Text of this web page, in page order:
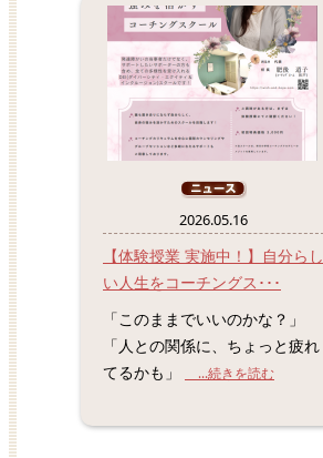
2026.05.16
【体験授業 実施中！】自分らし
い人生をコーチングス･･･
「このままでいいのかな？」
「人との関係に、ちょっと疲れ
てるかも」
...続きを読む